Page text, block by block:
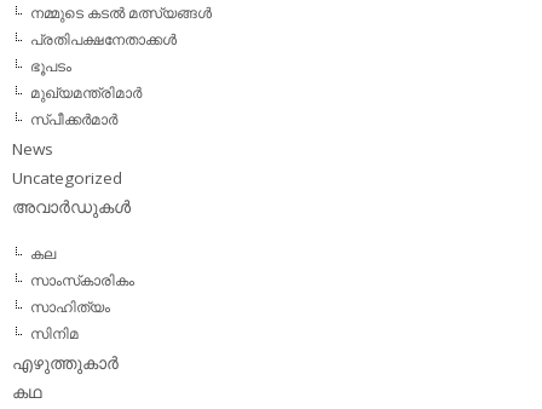
നമ്മുടെ കടല്‍ മത്സ്യങ്ങള്‍
പ്രതിപക്ഷനേതാക്കള്‍
ഭൂപടം
മുഖ്യമന്ത്രിമാര്‍
സ്പീക്കര്‍മാര്‍
News
Uncategorized
അവാര്‍ഡുകള്‍
കല
സാംസ്‌കാരികം
സാഹിത്യം
സിനിമ
എഴുത്തുകാര്‍
കഥ